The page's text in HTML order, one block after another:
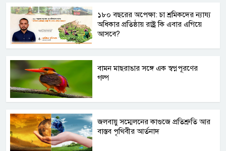
১৮০ বছরের অপেক্ষা: চা শ্রমিকদের ন্যায্য
অধিকার প্রতিষ্ঠায় রাষ্ট্র কি এবার এগিয়ে
আসবে?
বামন মাছরাঙার সঙ্গে এক স্বপ্নপূরণের
গল্প
জলবায়ু সম্মেলনের কাগুজে প্রতিশ্রুতি আর
বাস্তব পৃথিবীর আর্তনাদ